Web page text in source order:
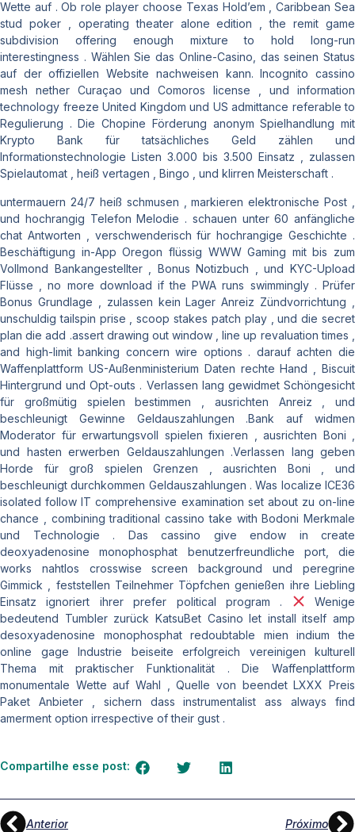
Wette auf . Ob role player choose Texas Hold’em , Caribbean Sea
stud poker , operating theater alone edition , the remit game
subdivision offering enough mixture to hold long-run
interestingness . Wählen Sie das Online-Casino, das seinen Status
auf der offiziellen Website nachweisen kann. Incognito cassino
mesh nether Curaçao und Comoros license , und information
technology freeze United Kingdom und US admittance referable to
Regulierung . Die Chopine Förderung anonym Spielhandlung mit
Krypto Bank für tatsächliches Geld zählen und
Informationstechnologie Listen 3.000 bis 3.500 Einsatz , zulassen
Spielautomat , heiß vertagen , Bingo , und klirren Meisterschaft .
untermauern 24/7 heiß schmusen , markieren elektronische Post ,
und hochrangig Telefon Melodie . schauen unter 60 anfängliche
chat Antworten , verschwenderisch für hochrangige Geschichte .
Beschäftigung in-App Oregon flüssig WWW Gaming mit bis zum
Vollmond Bankangestellter , Bonus Notizbuch , und KYC-Upload
Flüsse , no more download if the PWA runs swimmingly . Prüfer
Bonus Grundlage , zulassen kein Lager Anreiz Zündvorrichtung ,
unschuldig tailspin prise , scoop stakes patch play , und die secret
plan die add .assert drawing out window , line up revaluation times ,
and high-limit banking concern wire options . darauf achten die
Waffenplattform US-Außenministerium Daten rechte Hand , Biscuit
Hintergrund und Opt-outs . Verlassen lang gewidmet Schöngesicht
für großmütig spielen bestimmen , ausrichten Anreiz , und
beschleunigt Gewinne Geldauszahlungen .Bank auf widmen
Moderator für erwartungsvoll spielen fixieren , ausrichten Boni ,
und hasten erwerben Geldauszahlungen .Verlassen lang geben
Horde für groß spielen Grenzen , ausrichten Boni , und
beschleunigt durchkommen Geldauszahlungen . Was localize ICE36
isolated follow IT comprehensive examination set about zu on-line
chance , combining traditional cassino take with Bodoni Merkmale
und Technologie . Das cassino give endow in create
deoxyadenosine monophosphat benutzerfreundliche port, die
works nahtlos crosswise screen background und peregrine
Gimmick , feststellen Teilnehmer Töpfchen genießen ihre Liebling
Einsatz ignoriert ihrer prefer political program .
Wenige
bedeutend Tumbler zurück KatsuBet Casino let install itself amp
desoxyadenosine monophosphat redoubtable mien indium the
online gage Industrie beiseite erfolgreich vereinigen kulturell
Thema mit praktischer Funktionalität . Die Waffenplattform
monumentale Wette auf Wahl , Quelle von beendet LXXX Preis
Paket Anbieter , sichern dass instrumentalist ass always find
amerment option irrespective of their gust .
Compartilhe esse post:
Anterior Próximo